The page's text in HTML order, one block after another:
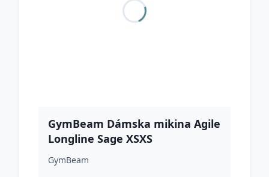
GymBeam Dámska mikina Agile
Longline Sage XSXS
GymBeam